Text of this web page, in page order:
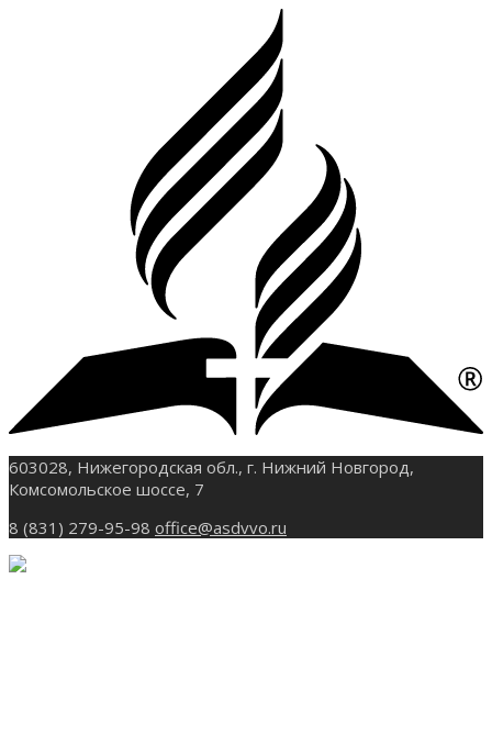
603028, Нижегородская обл., г. Нижний Новгород,
Комсомольское шоссе, 7
8 (831) 279-95-98 office@asdvvo.ru